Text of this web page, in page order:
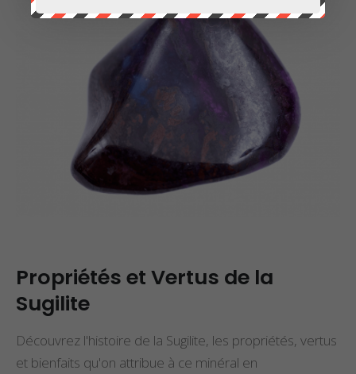
Propriétés et Vertus de la
Sugilite
Découvrez l'histoire de la Sugilite, les propriétés, vertus
et bienfaits qu'on attribue à ce minéral en